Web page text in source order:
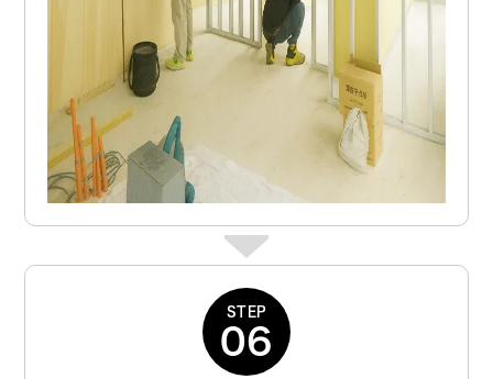
STEP
06